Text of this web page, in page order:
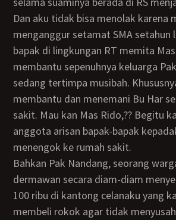
Dan aku tidak bisa menolak karena memang masih
menganggur setamat SMA setahun
bapak di lingkungan RT memita
membantu sepenuhnya keluarga
sedang tertimpa musibah.
membantu dan menemani Bu Har
sakit. Mau kan Mas Rido,?? Begitu
anggota arisan bapak-bapak
menengok ke rumah sakit.
Bahkan Pak Nandang, seorang warga yang dikenal
dermawan secara diam-diam
100 ribu di kantong celanaku yang
membeli rokok agar tidak